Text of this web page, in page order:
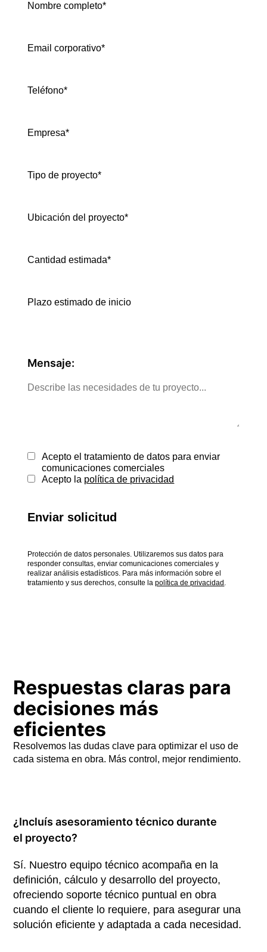
Nombre completo*
Email corporativo*
Teléfono*
Empresa*
Tipo de proyecto*
Ubicación del proyecto*
Cantidad estimada*
Plazo estimado de inicio
Mensaje:
Acepto el tratamiento de datos para enviar
comunicaciones comerciales
Acepto la política de privacidad
Enviar solicitud
Protección de datos personales. Utilizaremos sus datos para
responder consultas, enviar comunicaciones comerciales y
realizar análisis estadísticos. Para más información sobre el
tratamiento y sus derechos, consulte lapolítica de privacidad.
Respuestas claras para
decisiones más
eficientes
Resolvemos las dudas clave para optimizar el uso de
cada sistema en obra. Más control, mejor rendimiento.
¿Incluís asesoramiento técnico durante
el proyecto?
Sí. Nuestro equipo técnico acompaña en la
definición, cálculo y desarrollo del proyecto,
ofreciendo soporte técnico puntual en obra
cuando el cliente lo requiere, para asegurar una
solución eficiente y adaptada a cada necesidad.